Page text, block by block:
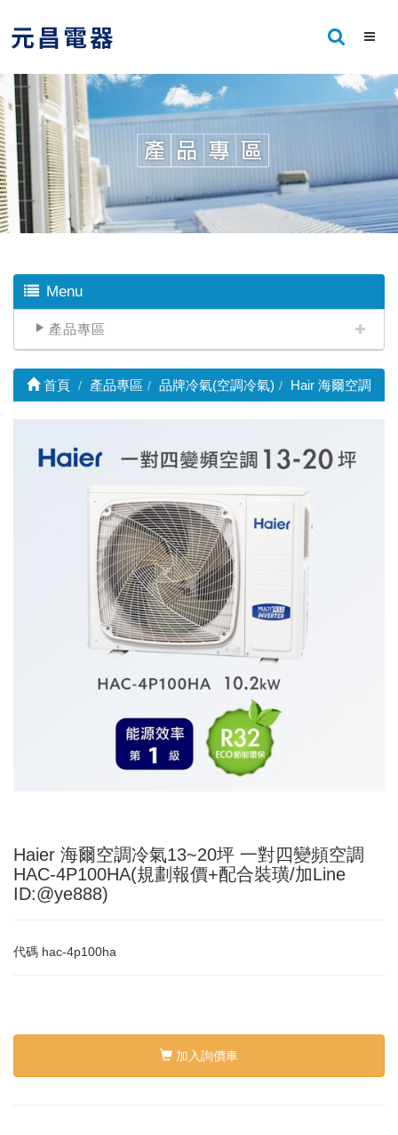
Menu
產品專區
首頁 產品專區 品牌冷氣(空調冷氣) Hair 海爾空調
Haier 海爾空調冷氣13~20坪 一對四變頻空調
HAC-4P100HA(規劃報價+配合裝璜/加Line
ID:@ye888)
代碼 hac-4p100ha
加入詢價車